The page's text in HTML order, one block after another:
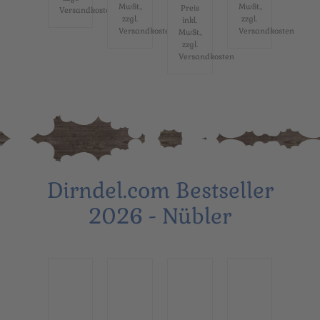
Mid
Versandkosten
MwSt.,
zzgl.
Versandkosten
grü
n...
Preis
inkl.
MwSt.,
zzgl.
Versandkosten
Mid
i...
MwSt.,
zzgl.
Versandkosten
Dirndel.com Bestseller
2026 - Nübler